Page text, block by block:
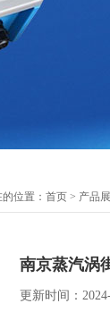
位置： 首页 > 产品
南京蒸汽涡
更新时间：